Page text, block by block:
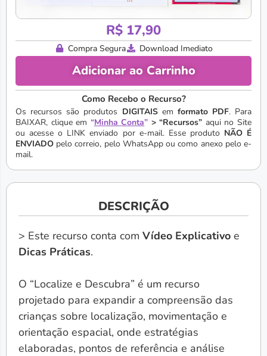
R$ 17,90
Compra Segura Download Imediato
Adicionar ao Carrinho
Como Recebo o Recurso?
Os recursos são produtos DIGITAISem formato PDF. Para
BAIXAR, clique em “Minha Conta” > “Recursos” aqui no Site
ou acesse o LINK enviado por e-mail. Esse produto NÃO É
ENVIADO pelo correio, pelo WhatsApp ou como anexo pelo e-
mail.
DESCRIÇÃO
> Este recurso conta com Vídeo Explicativo e
Dicas Práticas.
O “Localize e Descubra” é um recurso
projetado para expandir a compreensão das
crianças sobre localização, movimentação e
orientação espacial, onde estratégias
elaboradas, pontos de referência e análise